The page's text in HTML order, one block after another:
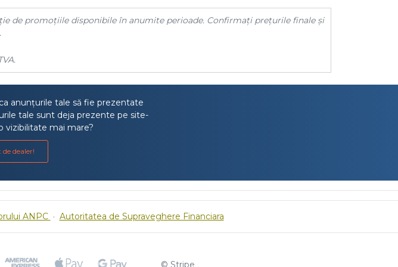
de promoțiile disponibile în anumite perioade. Confirmați prețurile finale și
anunțurile tale să fie prezentate
tale sunt deja prezente pe site-
vizibilitate mai mare?
dealer!
ANPC · Autoritatea de Supraveghere Financiara
© Stripe